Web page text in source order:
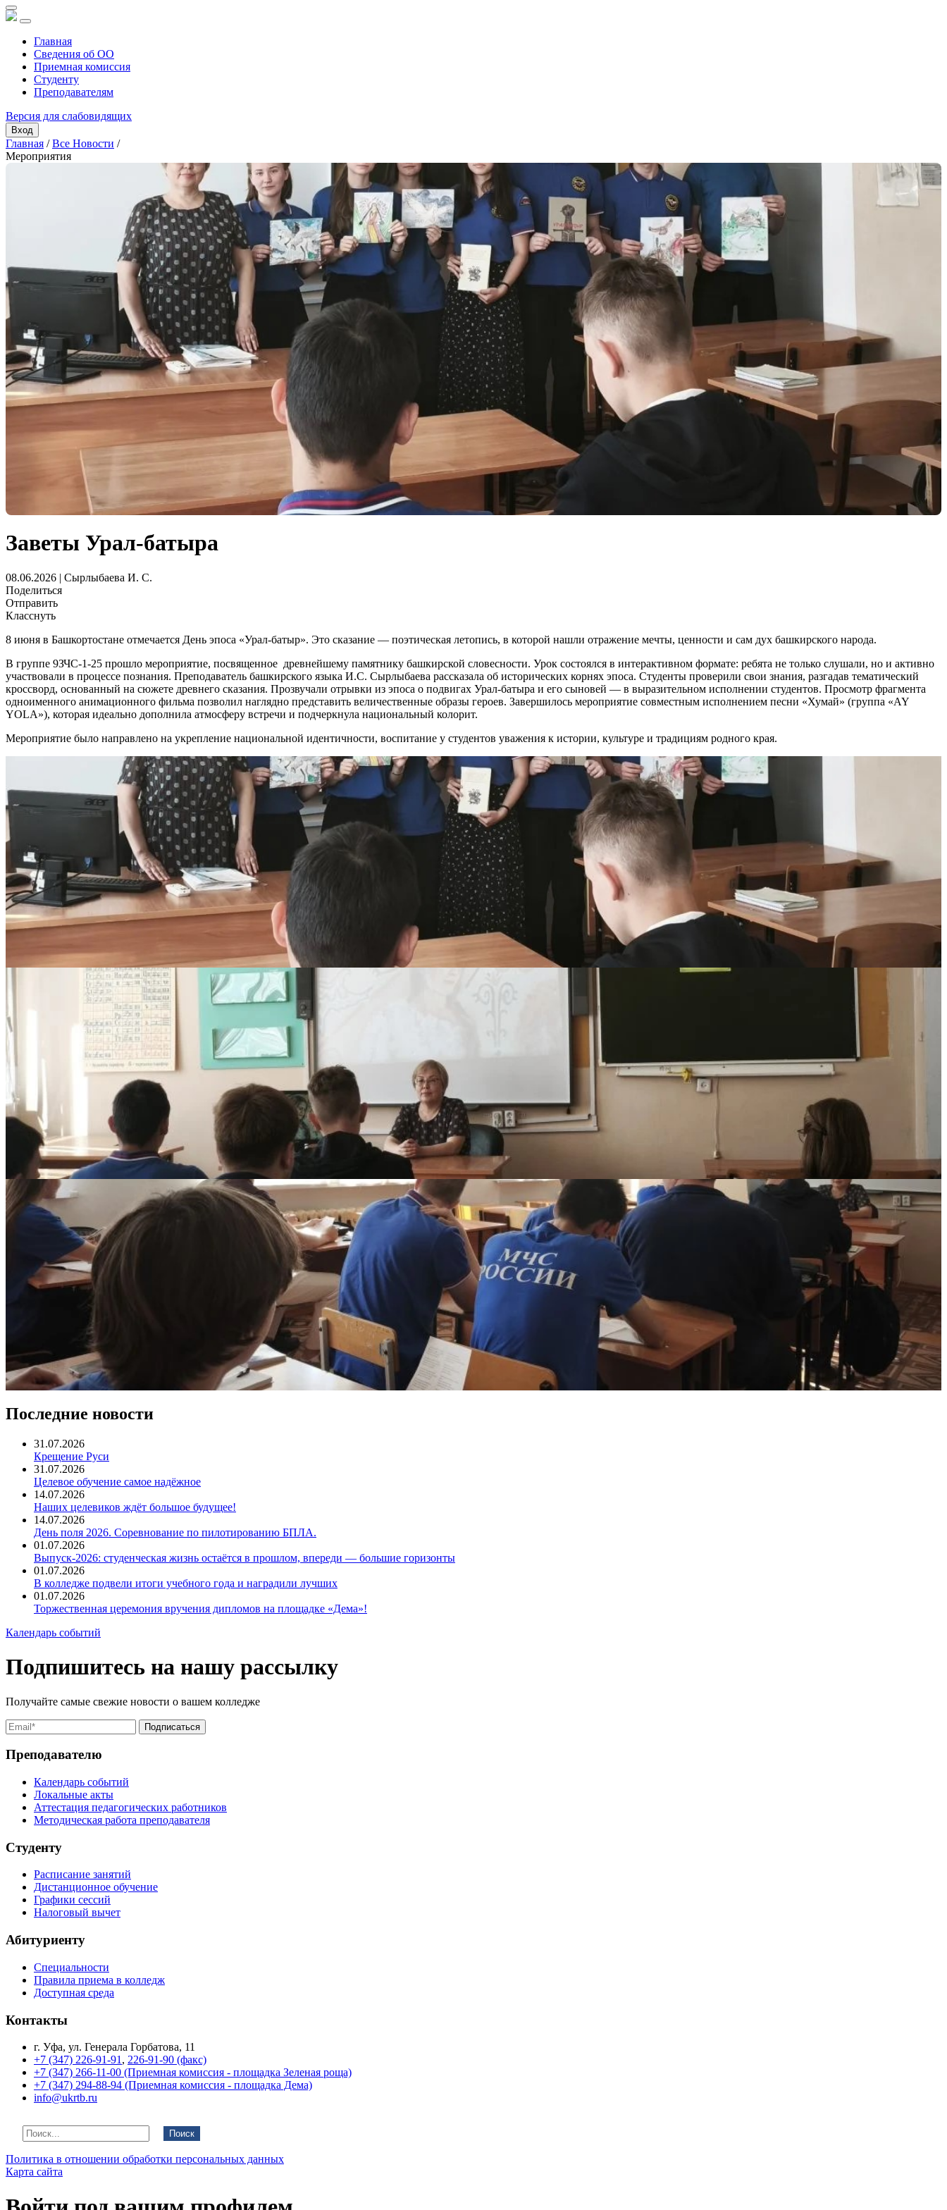
Главная
Сведения об ОО
Приемная комиссия
Студенту
Преподавателям
Версия для слабовидящих
Вход
Главная /Все Новости /
Мероприятия
Заветы Урал-батыра
08.06.2026 | Сырлыбаева И. С.
Поделиться
Отправить
Класснуть
8 июня в Башкортостане отмечается День эпоса «Урал-батыр». Это сказание — поэтическая летопись, в которой нашли отражение мечты, ценности и сам дух башкирского народа.
В группе 9ЗЧС-1-25 прошло мероприятие, посвященное древнейшему памятнику башкирской словесности. Урок состоялся в интерактивном формате: ребята не только слушали, но и активно
участвовали в процессе познания. Преподаватель башкирского языка И.С. Сырлыбаева рассказала об исторических корнях эпоса. Студенты проверили свои знания, разгадав тематический
кроссворд, основанный на сюжете древнего сказания. Прозвучали отрывки из эпоса о подвигах Урал-батыра и его сыновей — в выразительном исполнении студентов. Просмотр фрагмента
одноименного анимационного фильма позволил наглядно представить величественные образы героев. Завершилось мероприятие совместным исполнением песни «Хумай» (группа «AY
YOLA»), которая идеально дополнила атмосферу встречи и подчеркнула национальный колорит.
Мероприятие было направлено на укрепление национальной идентичности, воспитание у студентов уважения к истории, культуре и традициям родного края.
Последние новости
31.07.2026
Крещение Руси
31.07.2026
Целевое обучение самое надёжное
14.07.2026
Наших целевиков ждёт большое будущее!
14.07.2026
День поля 2026. Соревнование по пилотированию БПЛА.
01.07.2026
Выпуск-2026: студенческая жизнь остаётся в прошлом, впереди — большие горизонты
01.07.2026
В колледже подвели итоги учебного года и наградили лучших
01.07.2026
Торжественная церемония вручения дипломов на площадке «Дема»!
Календарь событий
Подпишитесь на нашу рассылку
Получайте самые свежие новости о вашем колледже
Преподавателю
Календарь событий
Локальные акты
Аттестация педагогических работников
Методическая работа преподавателя
Студенту
Расписание занятий
Дистанционное обучение
Графики сессий
Налоговый вычет
Абитуриенту
Специальности
Правила приема в колледж
Доступная среда
Контакты
г. Уфа, ул. Генерала Горбатова, 11
+7 (347) 226-91-91 , 226-91-90 (факс)
+7 (347) 266-11-00 (Приемная комиссия - площадка Зеленая роща)
+7 (347) 294-88-94 (Приемная комиссия - площадка Дема)
info@ukrtb.ru
Поиск
Политика в отношении обработки персональных данных
Карта сайта